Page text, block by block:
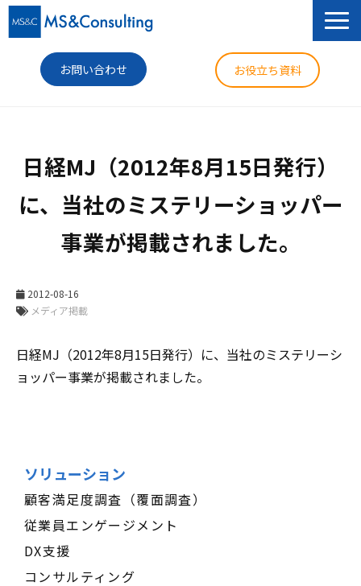
お問い合わせ お役立ち資料
セミナー
導入事例
企業情報
日経MJ（2012年8月15日発行）
に、当社のミステリーショッパー
事業が掲載されました。
2012-08-16
メディア掲載
日経MJ（2012年8月15日発行）に、当社のミステリーシ
ョッパー事業が掲載されました。
ソリューション
顧客満足度調査（覆面調査）
従業員エンゲージメント
DX支援
コンサルティング